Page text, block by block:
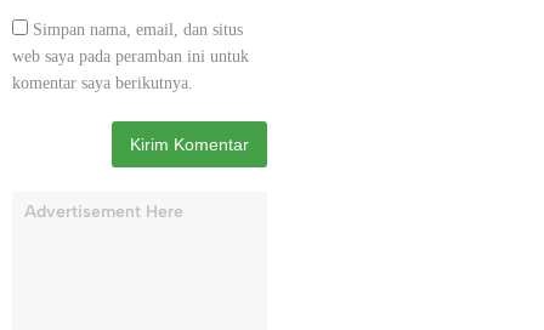
Simpan nama, email, dan situs
web saya pada peramban ini untuk
komentar saya berikutnya.
Advertisement Here